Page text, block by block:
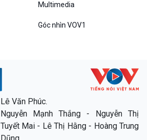
Multimedia
Góc nhìn VOV1
Lê Văn Phúc.
Nguyễn Mạnh Thắng - Nguyễn Thị
Tuyết Mai - Lê Thị Hằng - Hoàng Trung